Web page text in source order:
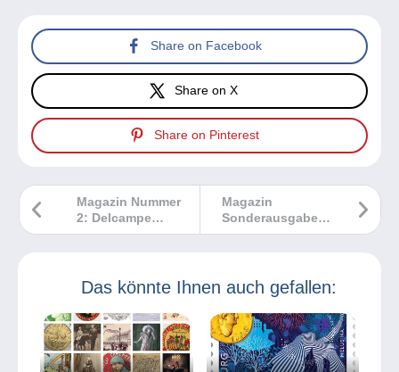
Share on Facebook
Share on X
Share on Pinterest
Magazin
Sonderausgabe
Nr. 4
Magazin Nummer
2: Delcampe
Magazin
Das könnte Ihnen auch gefallen: